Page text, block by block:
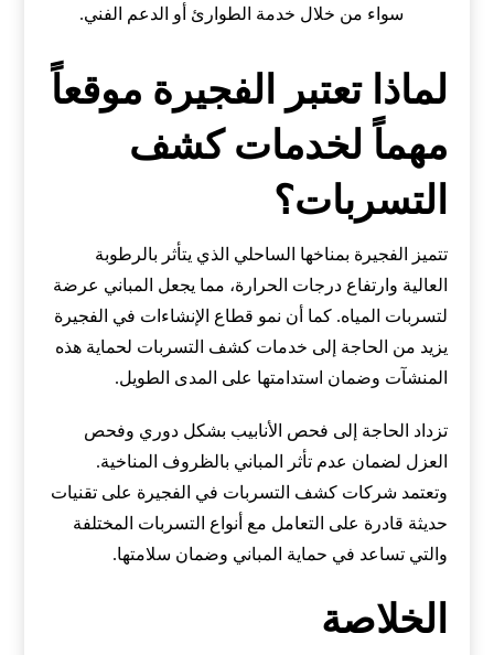
سواء من خلال خدمة الطوارئ أو الدعم الفني.
لماذا تعتبر الفجيرة موقعاً
مهماً لخدمات كشف
التسربات؟
تتميز الفجيرة بمناخها الساحلي الذي يتأثر بالرطوبة
العالية وارتفاع درجات الحرارة، مما يجعل المباني عرضة
لتسربات المياه. كما أن نمو قطاع الإنشاءات في الفجيرة
يزيد من الحاجة إلى خدمات كشف التسربات لحماية هذه
المنشآت وضمان استدامتها على المدى الطويل.
تزداد الحاجة إلى فحص الأنابيب بشكل دوري وفحص
العزل لضمان عدم تأثر المباني بالظروف المناخية.
وتعتمد شركات كشف التسربات في الفجيرة على تقنيات
حديثة قادرة على التعامل مع أنواع التسربات المختلفة
والتي تساعد في حماية المباني وضمان سلامتها.
الخلاصة